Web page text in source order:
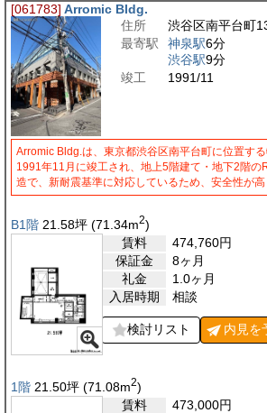
[061783] Arromic Bldg.
住所
渋谷区南平台町
最寄駅
神泉駅6分
渋谷駅9分
竣工
1991/11
Arromic Bldg.は、東京都渋谷区南平台町に位置す
1991年11月に竣工され、地上5階建て・地下2階の
造で、新耐震基準に対応しているため、安全性が
B1階 21.58坪 (71.34m2)
賃料
474,760円
保証金
8ヶ月
礼金
1.0ヶ月
入居時期
相談
検討リスト 内見を
1階 21.50坪 (71.08m2)
賃料
473,000円